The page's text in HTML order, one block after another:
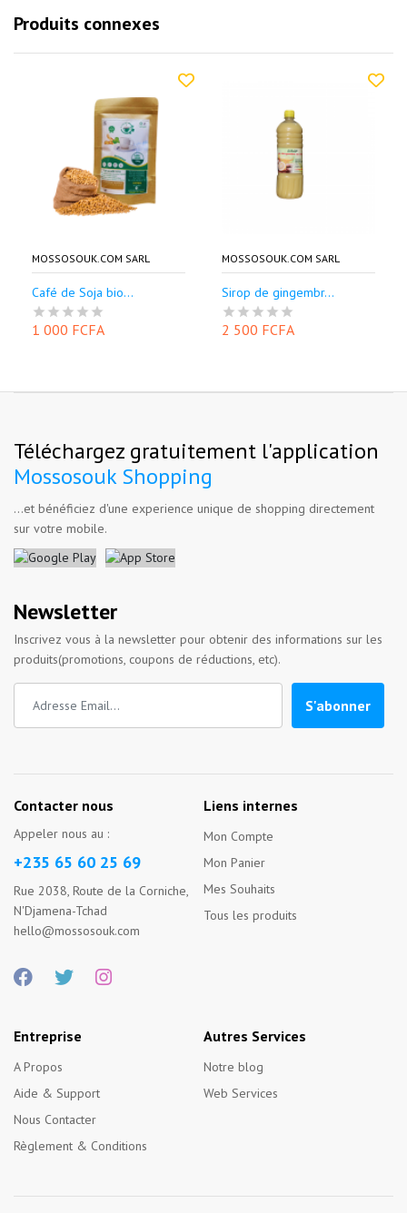
Produits connexes
MOSSOSOUK.COM SARL
Café de Soja bio...
1 000 FCFA
MOSSOSOUK.COM SARL
Sirop de gingembr...
2 500 FCFA
Téléchargez gratuitement l'application
Mossosouk Shopping
...et bénéficiez d'une experience unique de shopping directement
sur votre mobile.
Newsletter
Inscrivez vous à la newsletter pour obtenir des informations sur les
produits(promotions, coupons de réductions, etc).
S'abonner
Contacter nous
Appeler nous au :
+235 65 60 25 69
Rue 2038, Route de la Corniche,
N'Djamena-Tchad
hello@mossosouk.com
Liens internes
Mon Compte
Mon Panier
Mes Souhaits
Tous les produits
Entreprise
A Propos
Aide & Support
Nous Contacter
Règlement & Conditions
Autres Services
Notre blog
Web Services